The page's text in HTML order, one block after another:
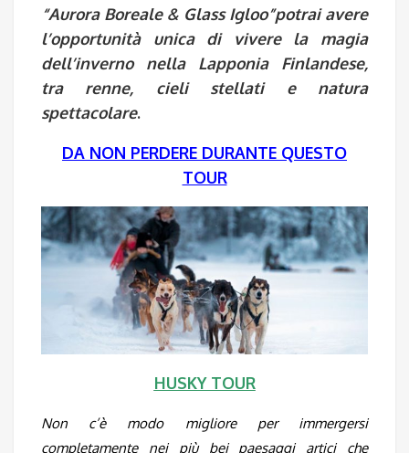
“Aurora Boreale & Glass Igloo”potrai avere
l’opportunità unica di vivere la magia
dell’inverno nella Lapponia Finlandese,
tra renne, cieli stellati e natura
spettacolare.
DA NON PERDERE DURANTE QUESTO
TOUR
HUSKY TOUR
Non c’è modo migliore per immergersi
completamente nei più bei paesaggi artici che